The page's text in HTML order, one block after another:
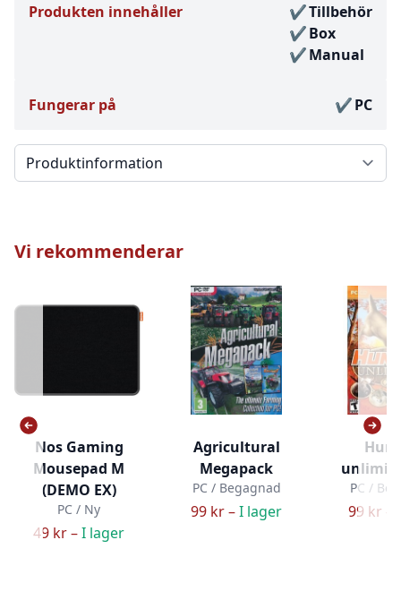
Produkten innehåller
Tillbehör
Box
Manual
Fungerar på PC
Välj en flik
Vi rekommenderar
Nos Gaming
Mousepad M
(DEMO EX)
PC / Ny
49 kr –I lager
Agricultural
Megapack
PC / Begagnad
99 kr –I lager
PC /
99 kr –